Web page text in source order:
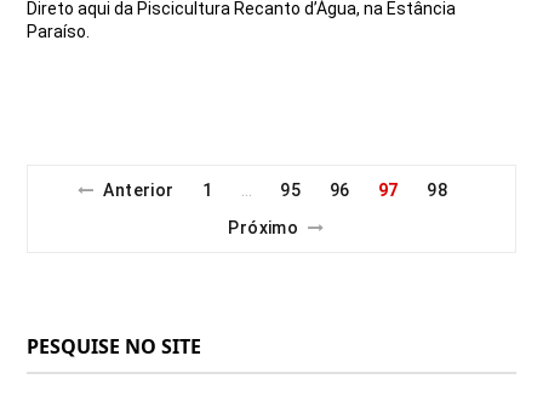
Direto aqui da Piscicultura Recanto d’Água, na Estância
Paraíso.
Anterior 1 … 95 96 97
98
Próximo
PESQUISE NO SITE